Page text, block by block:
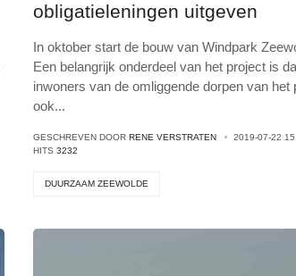
obligatieleningen uitgeven
In oktober start de bouw van Windpark
Een belangrijk onderdeel van het project is
inwoners van de omliggende dorpen van het
ook...
GESCHREVEN DOOR RENE VERSTRATEN
2019-07-22
HITS3232
DUURZAAM ZEEWOLDE